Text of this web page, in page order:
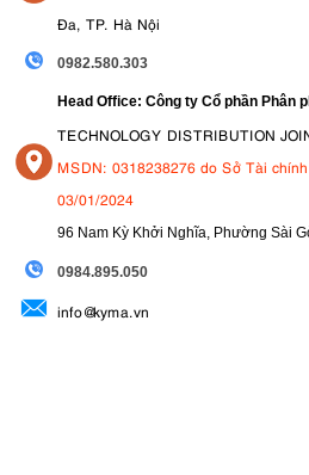
Đa, TP. Hà Nội
0982.580.303
Head Office: Công ty Cổ phần Phân
TECHNOLOGY DISTRIBUTION
MSDN: 0318238276 do Sở Tài
03/01/2024
96 Nam Kỳ Khởi Nghĩa, Phường Sài
0984.895.050
info@kyma.vn